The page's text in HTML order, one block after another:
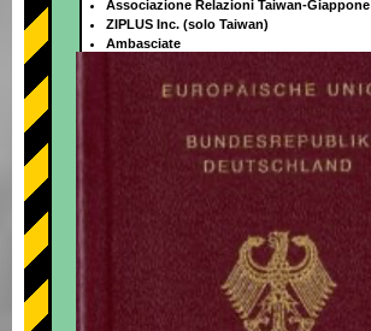
+
Associazione Relazioni Taiwan-Giappone
ZIPLUS Inc. (solo Taiwan)
Ambasciate